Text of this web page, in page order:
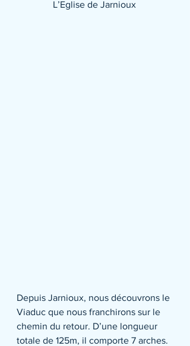
L’Eglise de Jarnioux
Depuis Jarnioux, nous découvrons le
Viaduc que nous franchirons sur le
chemin du retour. D’une longueur
totale de 125m, il comporte 7 arches.